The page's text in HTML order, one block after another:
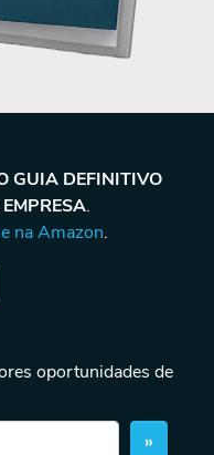
GUIA DEFINITIVO
.
na Amazon.
oportunidades de
»